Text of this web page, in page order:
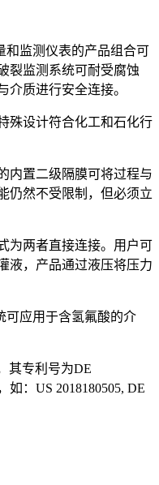
和监测仪表的产品组合可
裂监测系统可耐受腐蚀
介质进行安全连接。
殊设计符合化工和石化行
内置二级隔膜可将过程与
仍然不受限制，但必须立
为两者直接连接。用户可
液，产品通过液压将压力
可应用于含氢氟酸的介
其专利号为DE
如：US 2018180505, DE